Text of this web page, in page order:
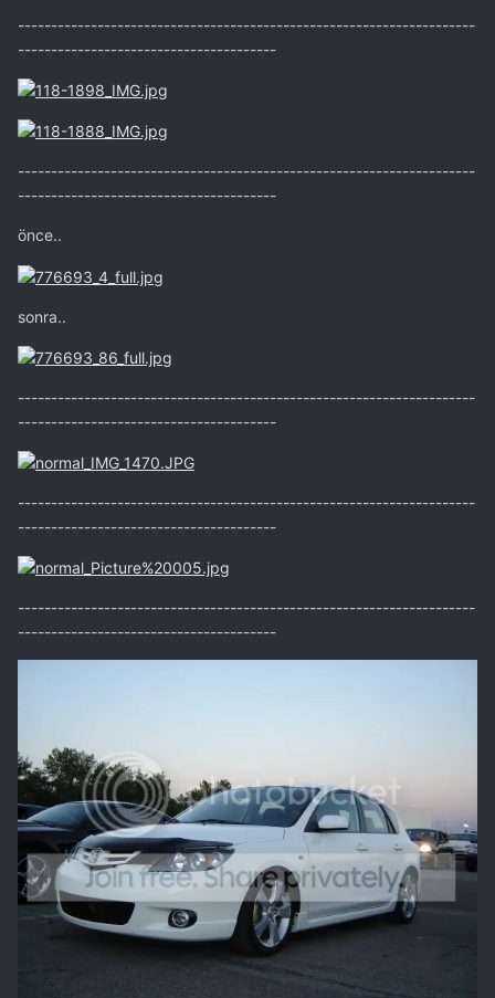
---------------------------------------------------------------------
---------------------------------------
---------------------------------------------------------------------
---------------------------------------
önce..
sonra..
---------------------------------------------------------------------
---------------------------------------
---------------------------------------------------------------------
---------------------------------------
---------------------------------------------------------------------
---------------------------------------